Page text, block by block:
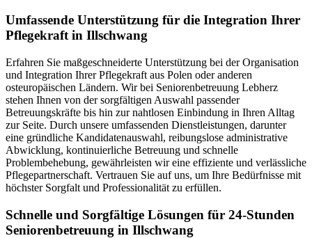
Umfassende Unterstützung für die Integration Ihrer
Pflegekraft in Illschwang
Erfahren Sie maßgeschneiderte Unterstützung bei der Organisation
und Integration Ihrer Pflegekraft aus Polen oder anderen
osteuropäischen Ländern. Wir bei Seniorenbetreuung Lebherz
stehen Ihnen von der sorgfältigen Auswahl passender
Betreuungskräfte bis hin zur nahtlosen Einbindung in Ihren Alltag
zur Seite. Durch unsere umfassenden Dienstleistungen, darunter
eine gründliche Kandidatenauswahl, reibungslose administrative
Abwicklung, kontinuierliche Betreuung und schnelle
Problembehebung, gewährleisten wir eine effiziente und verlässliche
Pflegepartnerschaft. Vertrauen Sie auf uns, um Ihre Bedürfnisse mit
höchster Sorgfalt und Professionalität zu erfüllen.
Schnelle und Sorgfältige Lösungen für 24-Stunden
Seniorenbetreuung in Illschwang